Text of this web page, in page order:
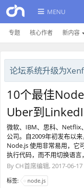
MENU
专题 核心作者 新内容
论坛系统升级为
10个最佳
Uber到
微软、IBM、思科、Netflix
公司。自2009年初发布以
Node.js 使用非常易用，它
执行代码，而不用切换语言
By CH首席编辑, 2017-06-17
标签: node.js